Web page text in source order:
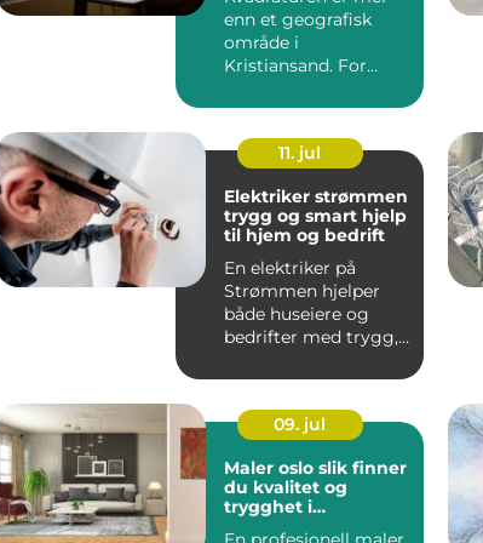
enn et geografisk
område i
Kristiansand. For
og voksne er navnet ...
11. jul
Elektriker strømmen
trygg og smart hjelp
til hjem og bedrift
En elektriker på
Strømmen hjelper
både huseiere og
bedrifter med trygg,
energieffektiv st...
09. jul
Maler oslo slik finner
du kvalitet og
trygghet i